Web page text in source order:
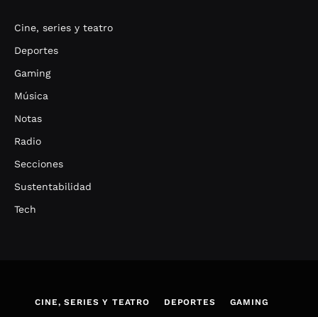
Cine, series y teatro
Deportes
Gaming
Música
Notas
Radio
Secciones
Sustentabilidad
Tech
CINE, SERIES Y TEATRO DEPORTES GAMING